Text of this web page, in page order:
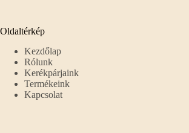
Oldaltérkép
Kezdőlap
Rólunk
Kerékpárjaink
Termékeink
Kapcsolat